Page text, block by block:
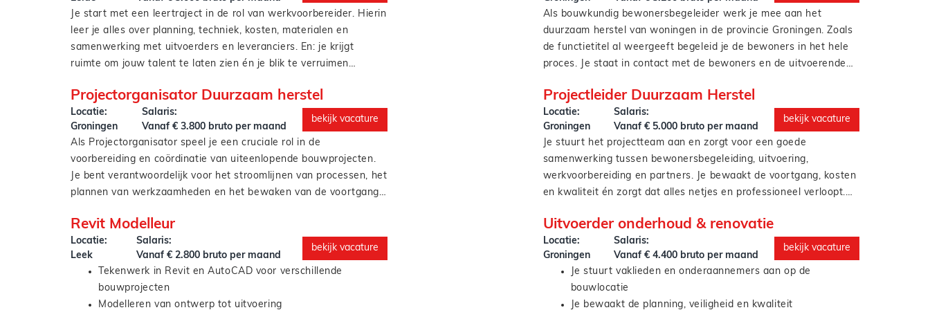
opdrachtgevers
Na inwerkperiode: zelfstandig projecten oppakken en
verantwoordelijkheid dragen
Je start met een leertraject in de rol van werkvoorbereider. Hierin
leer je alles over planning, techniek, kosten, materialen en
samenwerking met uitvoerders en leveranciers. En: je krijgt
ruimte om jouw talent te laten zien én je blik te verruimen
projectleider.
Ondersteunen bij de technische voorbereiding van
projecten
Opvragen en beoordelen van offertes
Contact onderhouden met leveranciers en onderaannemers
Bijhouden van planningen en bewaken van deadlines
Samenwerken met collega’s op de bouw én op kantoor
Als bouwkundig bewonersbegeleider werk je mee aan het
duurzaam herstel van woningen in de provincie Groningen. Zoals
de functietitel al weergeeft begeleid je de bewoners in het hele
proces. Je staat in contact met de bewoners en de uitvoerende
genoemd.
Projectorganisator Duurzaam herstel
Locatie:
Groningen
Salaris:
Vanaf € 3.800 bruto per maand
bekijk vacature
Als Projectorganisator speel je een cruciale rol in de
voorbereiding en coördinatie van uiteenlopende bouwprojecten.
Je bent verantwoordelijk voor het stroomlijnen van processen, het
plannen van werkzaamheden en het bewaken van de voortgang.
werkvoorbereiders en uitvoerders.
Coördineren en plannen van projecten van A tot Z;
Aansturen en ondersteunen van projectteams;
Bewaken van deadlines, budgetten en kwaliteit;
Optimaliseren van processen en signaleren van knelpunten;
Opstellen van projectplanningen en voortgangsrapportages;
Projectleider Duurzaam Herstel
Locatie:
Groningen
Salaris:
Vanaf € 5.000 bruto per maand
bekijk vacature
Je stuurt het projectteam aan en zorgt voor een goede
samenwerking tussen bewonersbegeleiding, uitvoering,
werkvoorbereiding en partners. Je bewaakt de voortgang, kosten
en kwaliteit én zorgt dat alles netjes en professioneel verloopt.
is dat mooi meegenomen. Geen dag is hetzelfde, maar het
resultaat is altijd zichtbaar.
Revit Modelleur
Locatie:
Leek
Salaris:
Vanaf € 2.800 bruto per maand
bekijk vacature
Tekenwerk in Revit en AutoCAD voor verschillende
bouwprojecten
Modelleren van ontwerp tot uitvoering
Uitvoerder onderhoud & renovatie
Locatie:
Groningen
Salaris:
Vanaf € 4.400 bruto per maand
bekijk vacature
Je stuurt vaklieden en onderaannemers aan op de
bouwlocatie
Je bewaakt de planning, veiligheid en kwaliteit